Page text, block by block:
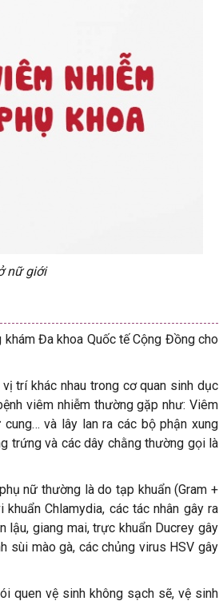
nữ giới
Đa khoa Quốc tế Cộng Đồng cho
trí khác nhau trong cơ quan sinh dục
viêm nhiễm thường gặp như: Viêm
và lây lan ra các bộ phận xung
trứng và các dây chằng thường gọi là
nữ thường là do tạp khuẩn (Gram +
Chlamydia, các tác nhân gây ra
lậu, giang mai, trực khuẩn Ducrey gây
sùi mào gà, các chủng virus HSV gây
quen vệ sinh không sạch sẽ, vệ sinh